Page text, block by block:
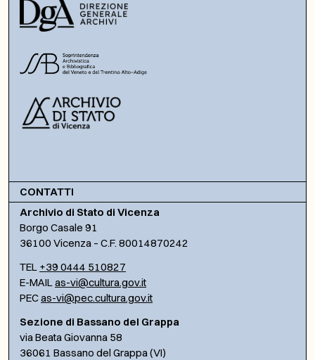
CONTATTI
Archivio di Stato di Vicenza
Borgo Casale 91
36100 Vicenza – C.F. 80014870242
TEL +39 0444 510827
E-MAILas-vi@cultura.gov.it
PECas-vi@pec.cultura.gov.it
Sezione di Bassano del Grappa
via Beata Giovanna 58
36061 Bassano del Grappa (VI)